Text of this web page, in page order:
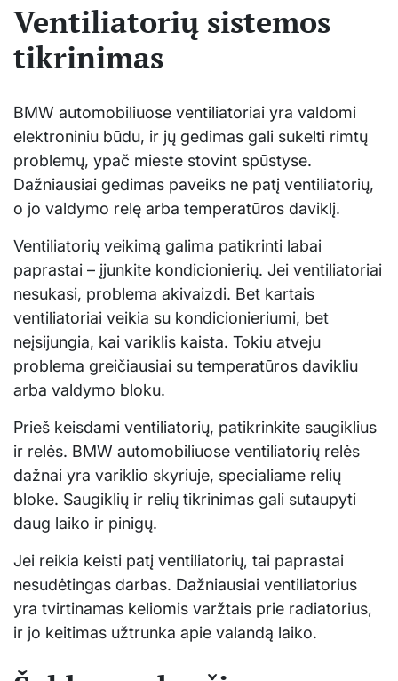
Ventiliatorių sistemos
tikrinimas
BMW automobiliuose ventiliatoriai yra valdomi
elektroniniu būdu, ir jų gedimas gali sukelti rimtų
problemų, ypač mieste stovint spūstyse.
Dažniausiai gedimas paveiks ne patį ventiliatorių,
o jo valdymo relę arba temperatūros daviklį.
Ventiliatorių veikimą galima patikrinti labai
paprastai – įjunkite kondicionierių. Jei ventiliatoriai
nesukasi, problema akivaizdi. Bet kartais
ventiliatoriai veikia su kondicionieriumi, bet
neįsijungia, kai variklis kaista. Tokiu atveju
problema greičiausiai su temperatūros davikliu
arba valdymo bloku.
Prieš keisdami ventiliatorių, patikrinkite saugiklius
ir relės. BMW automobiliuose ventiliatorių relės
dažnai yra variklio skyriuje, specialiame relių
bloke. Saugiklių ir relių tikrinimas gali sutaupyti
daug laiko ir pinigų.
Jei reikia keisti patį ventiliatorių, tai paprastai
nesudėtingas darbas. Dažniausiai ventiliatorius
yra tvirtinamas keliomis varžtais prie radiatorius,
ir jo keitimas užtrunka apie valandą laiko.